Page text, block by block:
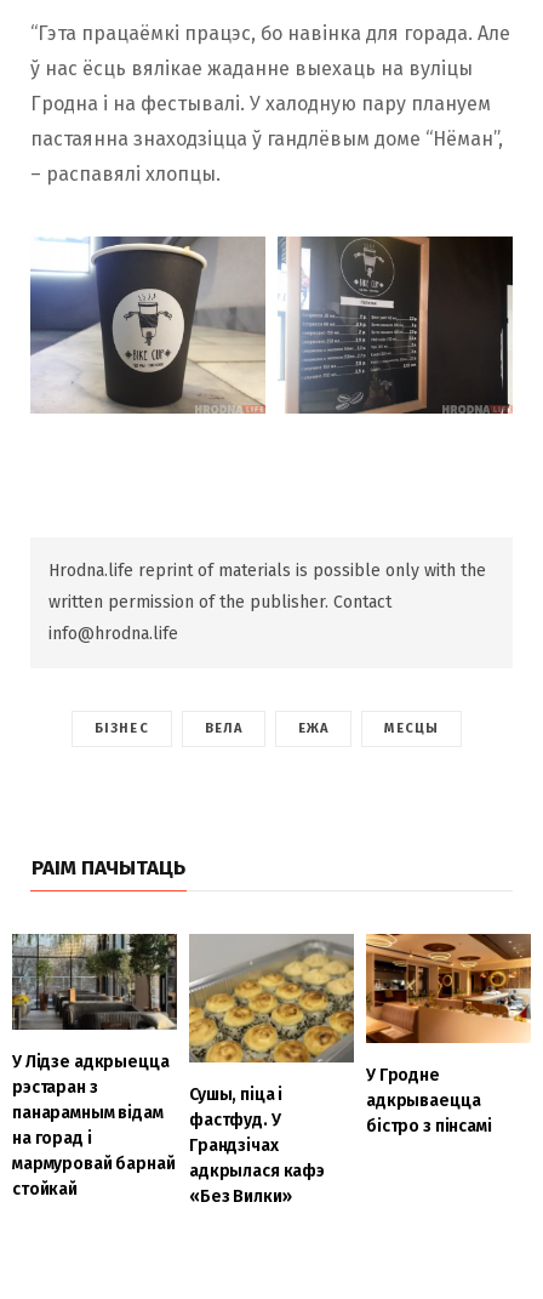
“Гэта працаёмкі працэс, бо навінка для горада. Але
ў нас ёсць вялікае жаданне выехаць на вуліцы
Гродна і на фестывалі. У халодную пару плануем
пастаянна знаходзіцца ў гандлёвым доме “Нёман”,
– распавялі хлопцы.
Hrodna.life reprint of materials is possible only with the
written permission of the publisher. Contact
info@hrodna.life
БІЗНЕС ВЕЛА ЕЖА МЕСЦЫ
РАІМ ПАЧЫТАЦЬ
У Лідзе адкрыецца
рэстаран з
панарамным відам
на горад і
мармуровай барнай
стойкай
Сушы, піца і
фастфуд. У
Грандзічах
адкрылася кафэ
«Без Вилки»
У Гродне
адкрываецца
бістро з пінсамі